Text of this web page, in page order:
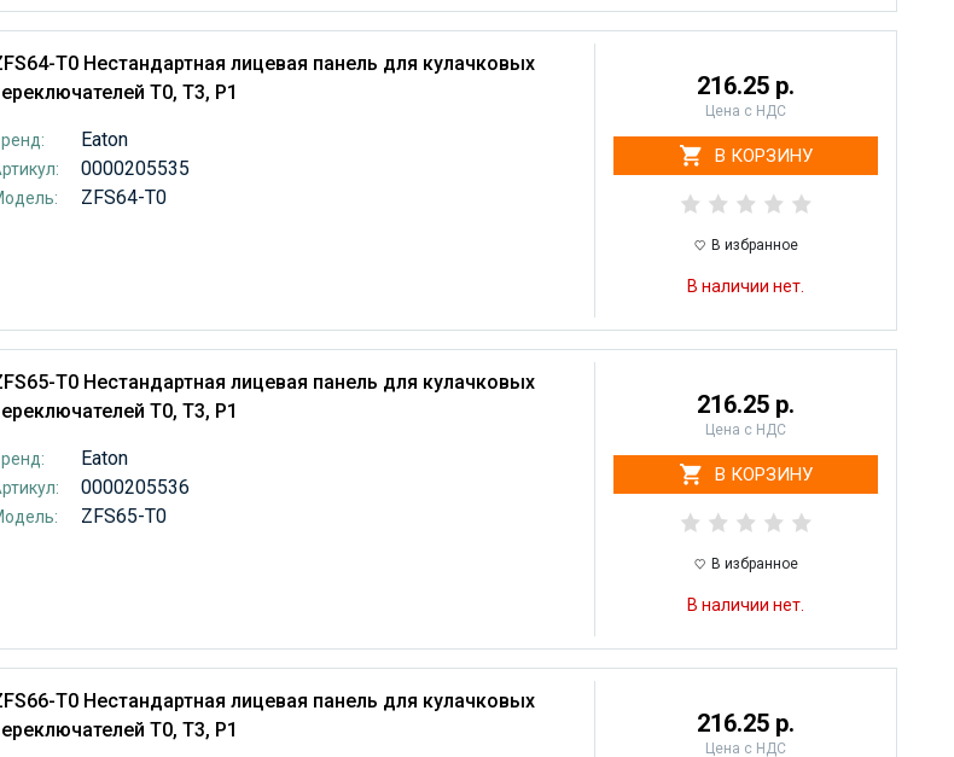
T0 Нестандартная лицевая панель для кулачковых
T0, T3, P1
Eaton
0000205535
ZFS64-T0
216.25 р.
Цена с НДС
В КОРЗИНУ
В избранное
В наличии нет.
T0 Нестандартная лицевая панель для кулачковых
T0, T3, P1
Eaton
0000205536
ZFS65-T0
216.25 р.
Цена с НДС
В КОРЗИНУ
В избранное
В наличии нет.
T0 Нестандартная лицевая панель для кулачковых
T0, T3, P1
216.25 р.
Цена с НДС